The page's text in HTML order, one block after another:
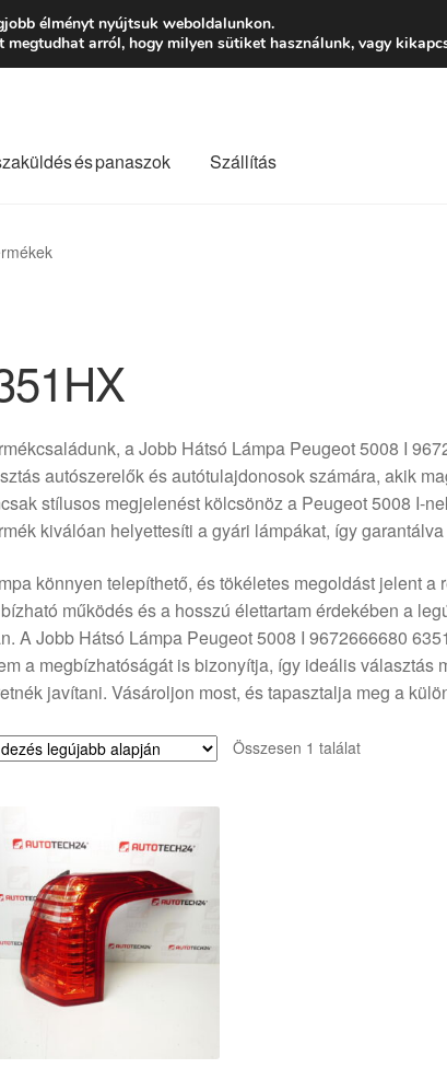
tól Hétfő-
és panaszok Szállítás
a Jobb Hátsó Lámpa Peugeot 5008 I
autószerelők és autótulajdonosok számára, akik
stílusos megjelenést kölcsönöz a Peugeot 5008 I-
kiválóan helyettesíti a gyári lámpákat, így
könnyen telepíthető, és tökéletes megoldást jelent a
működés és a hosszú élettartam érdekében a
A Jobb Hátsó Lámpa Peugeot 5008 I 9672666680
a megbízhatóságát is bizonyítja, így ideális választás
javítani. Vásároljon most, és tapasztalja meg a
Összesen 1 találat
élményt nyújtsuk weboldalunkon.
megtudhat arról, hogy milyen sütiket használunk, vagy